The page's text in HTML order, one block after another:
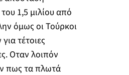
1,5 μιλίου από
όμως οι Τούρκοι
τέτοιες
Οταν λοιπόν
πως τα πλωτά